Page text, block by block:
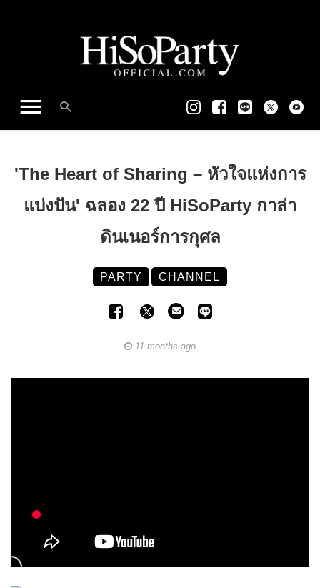
'The Heart of Sharing – หัวใจแห่งการ
แบ่งปัน' ฉลอง 22 ปี HiSoParty กาล่า
ดินเนอร์การกุศล
PARTY CHANNEL
11 months ago